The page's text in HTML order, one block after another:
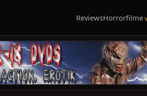
ReviewsHorrorfilme